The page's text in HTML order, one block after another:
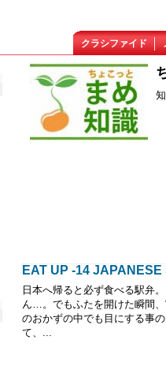
クラシファイド
EAT UP -14
日本へ帰ると必ず食べる駅弁
ん…。でもふたを開けた瞬間
のおかずの中でも目にする事
て、...